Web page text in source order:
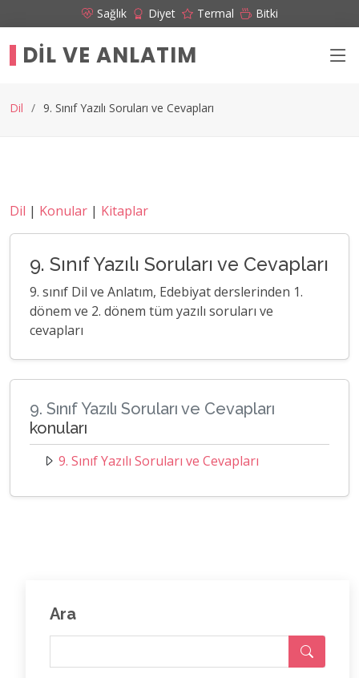
Sağlık Diyet Termal Bitki
DIL VE ANLATIM
Dil 9. Sınıf Yazılı Soruları ve Cevapları
Dil | Konular | Kitaplar
9. Sınıf Yazılı Soruları ve Cevapları
9. sınıf Dil ve Anlatım, Edebiyat derslerinden 1.
dönem ve 2. dönem tüm yazılı soruları ve
cevapları
9. Sınıf Yazılı Soruları ve Cevapları
konuları
9. Sınıf Yazılı Soruları ve Cevapları
Ara